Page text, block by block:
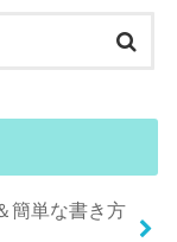
簡単な書き方